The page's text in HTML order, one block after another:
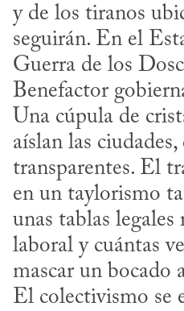
y de los tiranos
seguirán. En el
Guerra de los
Benefactor
Una cúpula de
aíslan las
transparentes. El
en un taylorismo
unas tablas
laboral y cuántas
mascar un bocado
El colectivismo se